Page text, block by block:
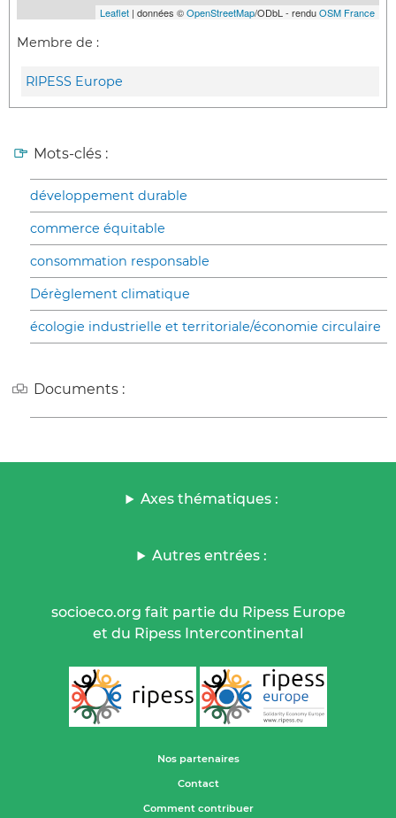
Leaflet | données ©OpenStreetMap/ODbL - renduOSM France
Membre de :
RIPESS Europe
Mots-clés :
développement durable
commerce équitable
consommation responsable
Dérèglement climatique
écologie industrielle et territoriale/économie circulaire
Documents :
Axes thématiques :
Autres entrées :
socioeco.org fait partie du Ripess Europe
et du Ripess Intercontinental
Nos partenaires
Contact
Comment contribuer